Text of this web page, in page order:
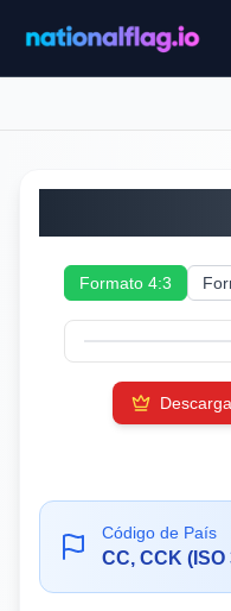
Formato 4:3
Código de País
CC, CCK (ISO